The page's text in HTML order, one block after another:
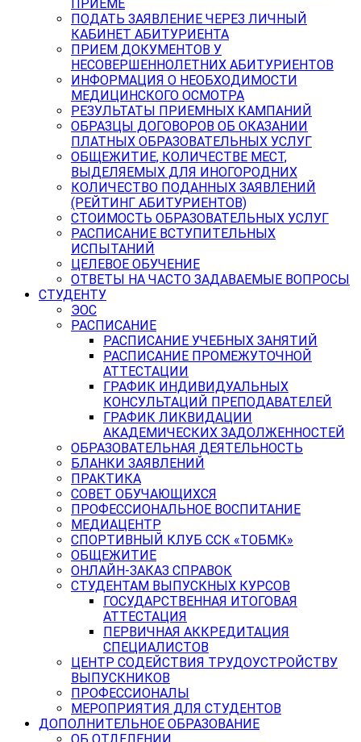
ПРИЕМЕ
ПОДАТЬ ЗАЯВЛЕНИЕ ЧЕРЕЗ ЛИЧНЫЙ
КАБИНЕТ АБИТУРИЕНТА
ПРИЕМ ДОКУМЕНТОВ У
НЕСОВЕРШЕННОЛЕТНИХ АБИТУРИЕНТОВ
ИНФОРМАЦИЯ О НЕОБХОДИМОСТИ
МЕДИЦИНСКОГО ОСМОТРА
РЕЗУЛЬТАТЫ ПРИЕМНЫХ КАМПАНИЙ
ОБРАЗЦЫ ДОГОВОРОВ ОБ ОКАЗАНИИ
ПЛАТНЫХ ОБРАЗОВАТЕЛЬНЫХ УСЛУГ
ОБЩЕЖИТИЕ, КОЛИЧЕСТВЕ МЕСТ,
ВЫДЕЛЯЕМЫХ ДЛЯ ИНОГОРОДНИХ
КОЛИЧЕСТВО ПОДАННЫХ ЗАЯВЛЕНИЙ
(РЕЙТИНГ АБИТУРИЕНТОВ)
СТОИМОСТЬ ОБРАЗОВАТЕЛЬНЫХ УСЛУГ
РАСПИСАНИЕ ВСТУПИТЕЛЬНЫХ
ИСПЫТАНИЙ
ЦЕЛЕВОЕ ОБУЧЕНИЕ
ОТВЕТЫ НА ЧАСТО ЗАДАВАЕМЫЕ ВОПРОСЫ
СТУДЕНТУ
ЭОС
РАСПИСАНИЕ
РАСПИСАНИЕ УЧЕБНЫХ ЗАНЯТИЙ
РАСПИСАНИЕ ПРОМЕЖУТОЧНОЙ
АТТЕСТАЦИИ
ГРАФИК ИНДИВИДУАЛЬНЫХ
КОНСУЛЬТАЦИЙ ПРЕПОДАВАТЕЛЕЙ
ГРАФИК ЛИКВИДАЦИИ
АКАДЕМИЧЕСКИХ ЗАДОЛЖЕННОСТЕЙ
ОБРАЗОВАТЕЛЬНАЯ ДЕЯТЕЛЬНОСТЬ
БЛАНКИ ЗАЯВЛЕНИЙ
ПРАКТИКА
СОВЕТ ОБУЧАЮЩИХСЯ
ПРОФЕССИОНАЛЬНОЕ ВОСПИТАНИЕ
МЕДИАЦЕНТР
СПОРТИВНЫЙ КЛУБ ССК «ТОБМК»
ОБЩЕЖИТИЕ
ОНЛАЙН-ЗАКАЗ СПРАВОК
СТУДЕНТАМ ВЫПУСКНЫХ КУРСОВ
ГОСУДАРСТВЕННАЯ ИТОГОВАЯ
АТТЕСТАЦИЯ
ПЕРВИЧНАЯ АККРЕДИТАЦИЯ
СПЕЦИАЛИСТОВ
ЦЕНТР СОДЕЙСТВИЯ ТРУДОУСТРОЙСТВУ
ВЫПУСКНИКОВ
ПРОФЕССИОНАЛЫ
МЕРОПРИЯТИЯ ДЛЯ СТУДЕНТОВ
ДОПОЛНИТЕЛЬНОЕ ОБРАЗОВАНИЕ